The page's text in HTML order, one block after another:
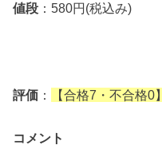
値段 ：580円(税込み)
評価 ： 【合格7・不合格0】
コメント